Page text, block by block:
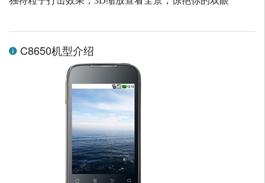
C8650机型介绍